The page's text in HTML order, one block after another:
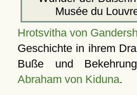
Musée du
Hrotsvitha von
Geschichte in ihrem
Buße und
Abraham von Kiduna.